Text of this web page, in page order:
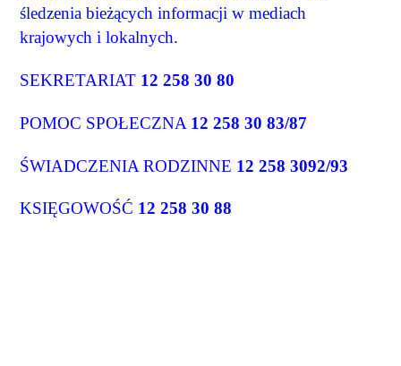
śledzenia bieżących informacji w mediach
krajowych i lokalnych.
SEKRETARIAT 12 258 30 80
POMOC SPOŁECZNA 12 258 30 83/87
ŚWIADCZENIA RODZINNE 12 258 3092/93
KSIĘGOWOŚĆ 12 258 30 88